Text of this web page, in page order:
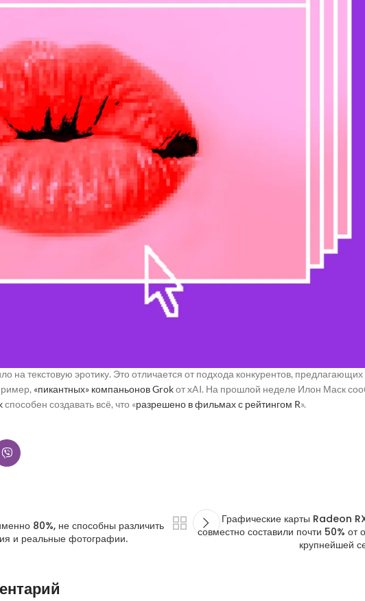
были смягчены, и появилась возможность добавить «
ChatGPTпланировалсяв этом квартале
на более важных задачах. О новых сроках запуска пока не сообщается.
, задержка была вызвана не только внутренними опасениями, но и
безопасности этой функции. В январе консультативный совет,
«взрослый» режимChatGPTможет оказаться доступным для детей и привести к
к чат-боту. Один из членов совета, пожелавший остаться анонимным,
«сексуального тренера по суициду».
трудностей с модерацией контента. По данным источников, знакомых с
ограничения ChatGPT на взрослый контент, одновременно не допуская
насилия над детьми без их согласия.
созданная OpenAI для защиты детей от эротического контента, в
к взрослым в 12% случаев. С учётом того, что каждую неделю
младше 18 лет, такая ошибка может привести к тому, что миллионы
характера. По словам анонимного представителя
так же, как и у других компаний отрасли, однако «никогда не смогут быть
на текстовую эротику. Это отличается от подхода конкурентов,
«пикантных» компаньонов Grokот xAI. На прошлой неделе Илон Маск
способен создавать всё, что «разрешено в фильмах с рейтингом R».
80%, не способны различить
и реальные фотографии.
Графические карты Radeon
совместно составили почти 50%
крупнейшей